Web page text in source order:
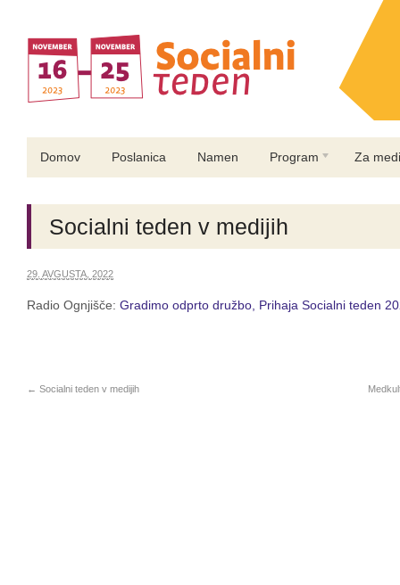
Domov Poslanica Namen Program Za
Socialni teden v medijih
29. AVGUSTA, 2022
Radio Ognjišče: Gradimo odprto družbo, Prihaja Socialni teden
← Socialni teden v medijih